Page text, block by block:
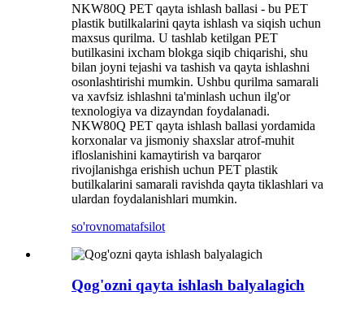
NKW80Q PET qayta ishlash ballasi - bu PET
plastik butilkalarini qayta ishlash va siqish uchun
maxsus qurilma. U tashlab ketilgan PET
butilkasini ixcham blokga siqib chiqarishi, shu
bilan joyni tejashi va tashish va qayta ishlashni
osonlashtirishi mumkin. Ushbu qurilma samarali
va xavfsiz ishlashni ta'minlash uchun ilg'or
texnologiya va dizayndan foydalanadi.
NKW80Q PET qayta ishlash ballasi yordamida
korxonalar va jismoniy shaxslar atrof-muhit
ifloslanishini kamaytirish va barqaror
rivojlanishga erishish uchun PET plastik
butilkalarini samarali ravishda qayta tiklashlari va
ulardan foydalanishlari mumkin.
so'rovnomatafsilot
Qog'ozni qayta ishlash balyalagich